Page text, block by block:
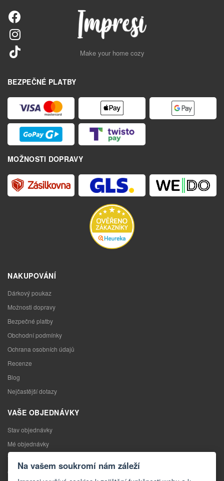
Make your home cozy
BEZPEČNÉ PLATBY
MOŽNOSTI DOPRAVY
NAKUPOVÁNÍ
Dárkový poukaz
Možnosti dopravy
Bezpečné platby
Obchodní podmínky
Ochrana osobních údajů
Recenze
Blog
Nejčastější dotazy
VAŠE OBJEDNÁVKY
Stav objednávky
Mé objednávky
Výměna zboží
Odstoupení od kupní smlouvy
Na vašem soukromí nám záleží